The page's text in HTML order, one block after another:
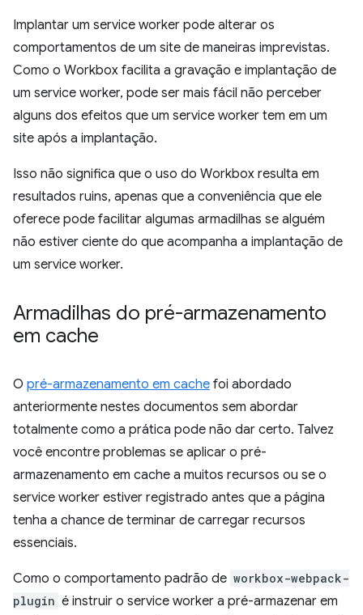
Implantar um service worker pode alterar os
comportamentos de um site de maneiras imprevistas.
Como o Workbox facilita a gravação e implantação de
um service worker, pode ser mais fácil não perceber
alguns dos efeitos que um service worker tem em um
site após a implantação.
Isso não significa que o uso do Workbox resulta em
resultados ruins, apenas que a conveniência que ele
oferece pode facilitar algumas armadilhas se alguém
não estiver ciente do que acompanha a implantação de
um service worker.
Armadilhas do pré-armazenamento
em cache
O pré-armazenamento em cache foi abordado
anteriormente nestes documentos sem abordar
totalmente como a prática pode não dar certo. Talvez
você encontre problemas se aplicar o pré-
armazenamento em cache a muitos recursos ou se o
service worker estiver registrado antes que a página
tenha a chance de terminar de carregar recursos
essenciais.
Como o comportamento padrão de workbox-webpack-
plugin é instruir o service worker a pré-armazenar em